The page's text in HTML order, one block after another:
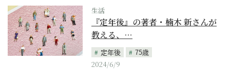
生活
『定年後』の著者・楠木 新さんが
教える、…
定年後
75歳
2024/6/9